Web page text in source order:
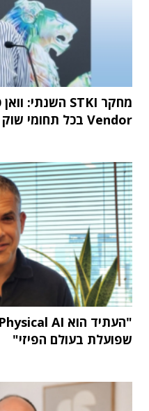
Vendor בכל תחומי שוק ה-IT
שפועלת בעולם הפיזי"